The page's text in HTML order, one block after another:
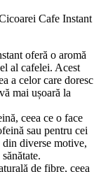
Cafe Instant
oferă o aromă
al cafelei. Acest
a celor care doresc
mai ușoară la
ceea ce o face
sau pentru cei
din diverse motive,
de fibre, ceea